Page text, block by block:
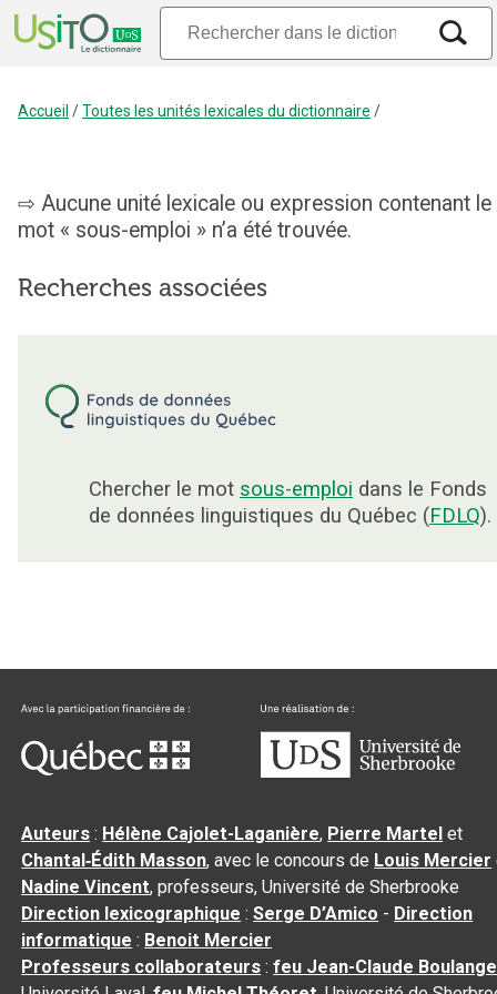
Accueil /Toutes les unités lexicales du dictionnaire /
Aucune unité lexicale ou expression contenant le
mot « sous-emploi » n’a été trouvée.
Recherches associées
Chercher le mot sous-emploi dans le Fonds
de données linguistiques du Québec (FDLQ).
Auteurs : Hélène Cajolet-Laganière, Pierre Martel et
Chantal‑Édith Masson, avec le concours de Louis Mercier
Nadine Vincent, professeurs, Université de Sherbrooke
Direction lexicographique :Serge D’Amico - Direction
informatique : Benoit Mercier
Professeurs collaborateurs :feu Jean-Claude